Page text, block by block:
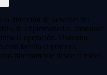
la dirección de la wallet del
de criptomonedas. Introduce
la operación. Usar una
facilita el proceso,
directamente desde el móvil.